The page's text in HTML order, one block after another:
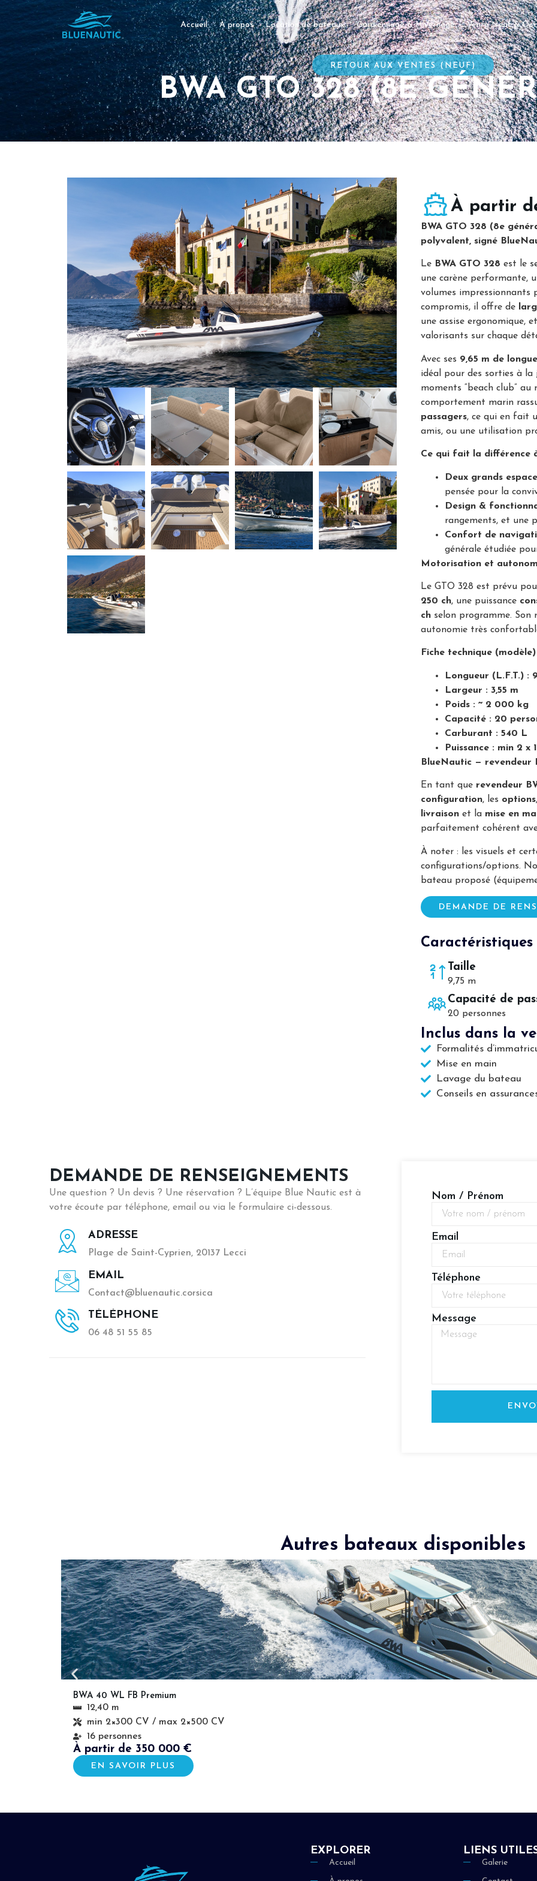
Accueil À propos Location de bateaux Gardiennage & Hivernage Vente Neuf &
RETOUR AUX VENTES (NEUF)
BWA GTO 328 (8E
À partir
BWA GTO 328 (8e
polyvalent, signé
Le BWA GTO 328 est le
une carène performante,
volumes impressionnants
compromis, il offre de
une assise ergonomique,
valorisants sur chaque
Avec ses 9,65 m de
idéal pour des sorties à
moments “beach club”
comportement marin
passagers, ce qui en fait
amis, ou une utilisation
Ce qui fait la différence
Deux grands
pensée pour la
Design &
rangements, et une
Confort de
générale étudiée
Motorisation et
Le GTO 328 est prévu
250 ch, une puissance
ch selon programme.
autonomie très
Fiche technique (modèle)
Longueur (L.F.T.) :
Largeur : 3,55 m
Poids : ~ 2 000 kg
Capacité : 20
Carburant : 540 L
Puissance : min 2 x
BlueNautic — revendeur
En tant que revendeur
configuration, les options
livraison et la mise en
parfaitement cohérent
À noter : les visuels et
configurations/options.
bateau proposé
DEMANDE DE
Caractéristiques
Taille
9,75 m
Capacité de
20 personnes
Inclus dans la
Formalités
Mise en main
Lavage du bateau
Conseils en
DEMANDE DE RENSEIGNEMENTS
Une question ? Un devis ? Une réservation ? L’équipe Blue Nautic est à
votre écoute par téléphone, email ou via le formulaire ci-dessous.
ADRESSE
Plage de Saint-Cyprien, 20137 Lecci
EMAIL
Contact@bluenautic.corsica
TÉLÉPHONE
06 48 51 55 85
Nom / Prénom
Email
Téléphone
Message
Autres bateaux disponibles
BWA 40 WL FB Premium
12,40 m
min 2×300 CV / max 2×500 CV
16 personnes
À partir de 350 000 €
EN SAVOIR PLUS
EXPLORER
Accueil
LIENS
Galerie